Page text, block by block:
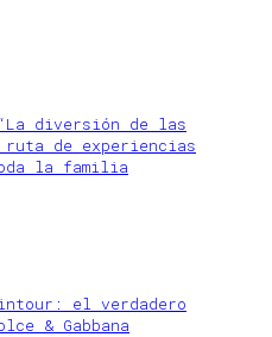
diversión de las
de experiencias
la familia
el verdadero
& Gabbana